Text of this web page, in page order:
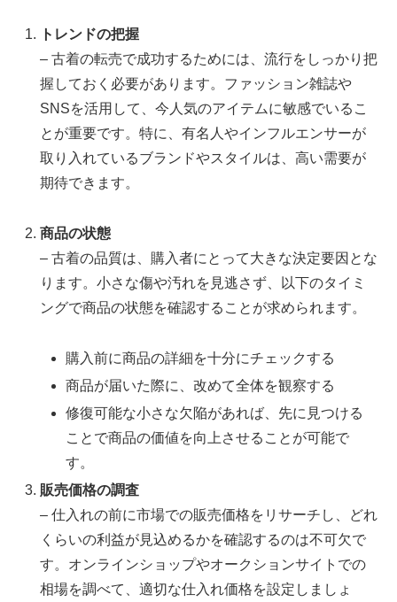
トレンドの把握
– 古着の転売で成功するためには、流行をしっかり把
握しておく必要があります。ファッション雑誌や
SNSを活用して、今人気のアイテムに敏感でいるこ
とが重要です。特に、有名人やインフルエンサーが
取り入れているブランドやスタイルは、高い需要が
期待できます。
商品の状態
– 古着の品質は、購入者にとって大きな決定要因とな
ります。小さな傷や汚れを見逃さず、以下のタイミ
ングで商品の状態を確認することが求められます。
購入前に商品の詳細を十分にチェックする
商品が届いた際に、改めて全体を観察する
修復可能な小さな欠陥があれば、先に見つける
ことで商品の価値を向上させることが可能で
す。
販売価格の調査
– 仕入れの前に市場での販売価格をリサーチし、どれ
くらいの利益が見込めるかを確認するのは不可欠で
す。オンラインショップやオークションサイトでの
相場を調べて、適切な仕入れ価格を設定しましょ